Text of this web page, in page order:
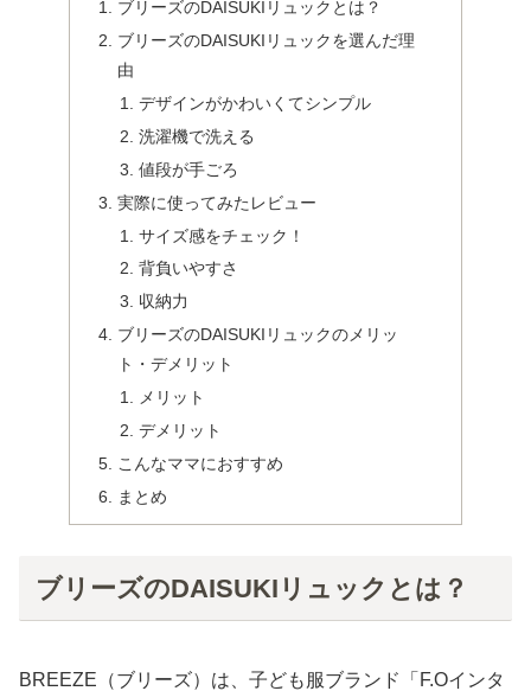
ブリーズのDAISUKIリュックとは？
ブリーズのDAISUKIリュックを選んだ理
由
デザインがかわいくてシンプル
洗濯機で洗える
値段が手ごろ
実際に使ってみたレビュー
サイズ感をチェック！
背負いやすさ
収納力
ブリーズのDAISUKIリュックのメリッ
ト・デメリット
メリット
デメリット
こんなママにおすすめ
まとめ
ブリーズのDAISUKIリュックとは？
BREEZE（ブリーズ）は、子ども服ブランド「F.Oインタ